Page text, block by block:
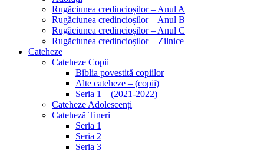
Rugăciunea credincioșilor – Anul A
Rugăciunea credincioșilor – Anul B
Rugăciunea credincioșilor – Anul C
Rugăciunea credincioșilor – Zilnice
Cateheze
Cateheze Copii
Biblia povestită copiilor
Alte cateheze – (copii)
Seria 1 – (2021-2022)
Cateheze Adolescenți
Cateheză Tineri
Seria 1
Seria 2
Seria 3